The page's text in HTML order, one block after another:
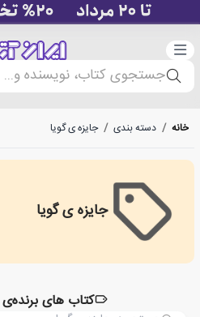
دسته‌بندی
جستجوی کتاب، نویسنده و...
خانه / دسته بندی / جایزه ی گویا
جایزه ی گویا
Goya Prize
کتاب های برنده‌ی